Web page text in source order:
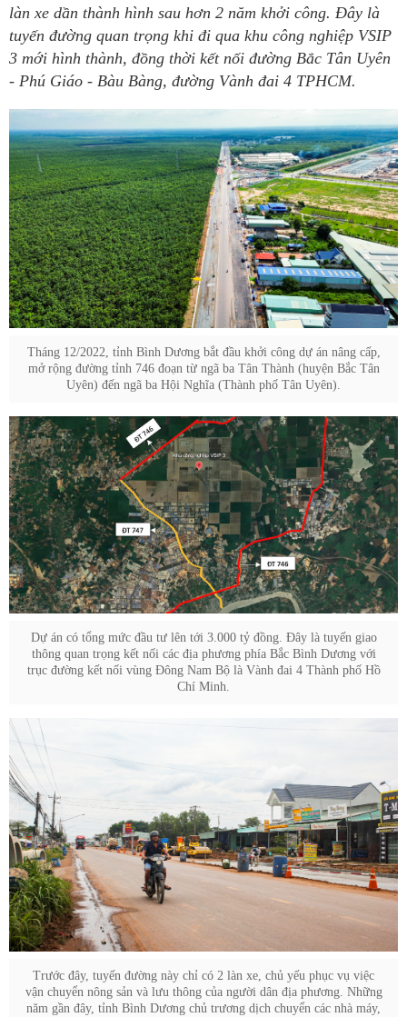
làn xe dần thành hình sau hơn 2 năm khởi công. Đây là
tuyến đường quan trọng khi đi qua khu công nghiệp VSIP
3 mới hình thành, đồng thời kết nối đường Bắc Tân Uyên
- Phú Giáo - Bàu Bàng, đường Vành đai 4 TPHCM.
Tháng 12/2022, tỉnh Bình Dương bắt đầu khởi công dự án nâng cấp,
mở rộng đường tỉnh 746 đoạn từ ngã ba Tân Thành (huyện Bắc Tân
Uyên) đến ngã ba Hội Nghĩa (Thành phố Tân Uyên).
Dự án có tổng mức đầu tư lên tới 3.000 tỷ đồng. Đây là tuyến giao
thông quan trọng kết nối các địa phương phía Bắc Bình Dương với
trục đường kết nối vùng Đông Nam Bộ là Vành đai 4 Thành phố Hồ
Chí Minh.
Trước đây, tuyến đường này chỉ có 2 làn xe, chủ yếu phục vụ việc
vận chuyển nông sản và lưu thông của người dân địa phương. Những
năm gần đây, tỉnh Bình Dương chủ trương dịch chuyển các nhà máy,